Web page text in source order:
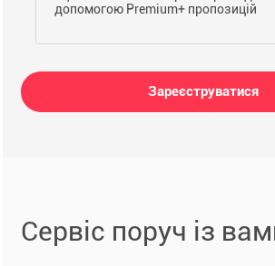
допомогою Premium+ пропозицій
Зареєструватися
Сервіс поруч із